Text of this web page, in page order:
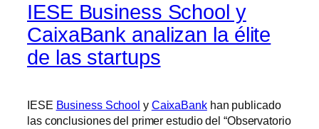
IESE Business School y
CaixaBank analizan la élite
de las startups
IESE Business School y CaixaBankhan publicado
las conclusiones del primer estudio del “Observatorio